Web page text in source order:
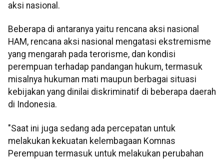
aksi nasional.
Beberapa di antaranya yaitu rencana aksi nasional
HAM, rencana aksi nasional mengatasi ekstremisme
yang mengarah pada terorisme, dan kondisi
perempuan terhadap pandangan hukum, termasuk
misalnya hukuman mati maupun berbagai situasi
kebijakan yang dinilai diskriminatif di beberapa daerah
di Indonesia.
"Saat ini juga sedang ada percepatan untuk
melakukan kekuatan kelembagaan Komnas
Perempuan termasuk untuk melakukan perubahan